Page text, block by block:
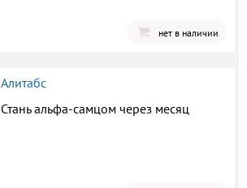
нет в наличии
Алитабс
Стань альфа-самцом через месяц